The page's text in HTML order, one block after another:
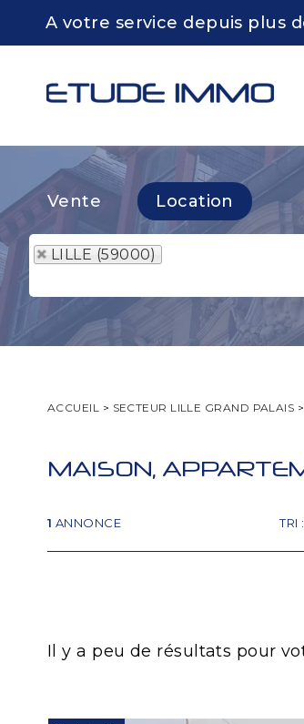
A votre service depuis plus
Vente Location
LILLE (59000)
ACCUEIL > SECTEUR LILLE GRAND PALAIS >
MAISON,
1 ANNONCE TRI :
Il y a peu de résultats pour